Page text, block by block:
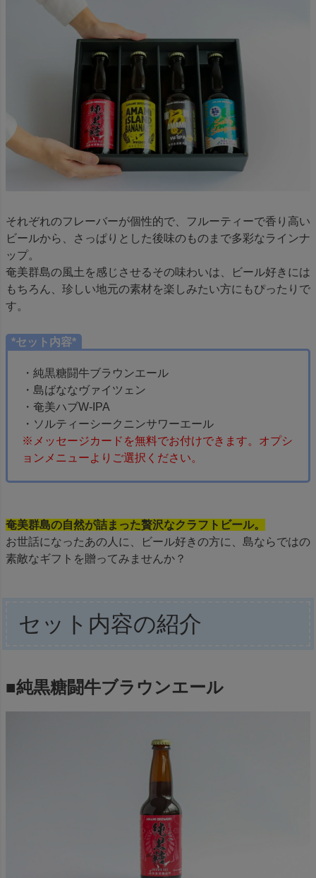
それぞれのフレーバーが個性的で、フルーティーで香り高い
ビールから、さっぱりとした後味のものまで多彩なラインナ
ップ。
奄美群島の風土を感じさせるその味わいは、ビール好きには
もちろん、珍しい地元の素材を楽しみたい方にもぴったりで
す。
*セット内容*
・純黒糖闘牛ブラウンエール
・島ばななヴァイツェン
・奄美ハブW-IPA
・ソルティーシークニンサワーエール
※メッセージカードを無料でお付けできます。オプシ
ョンメニューよりご選択ください。
奄美群島の自然が詰まった贅沢なクラフトビール。
お世話になったあの人に、ビール好きの方に、島ならではの
素敵なギフトを贈ってみませんか？
セット内容の紹介
■純黒糖闘牛ブラウンエール